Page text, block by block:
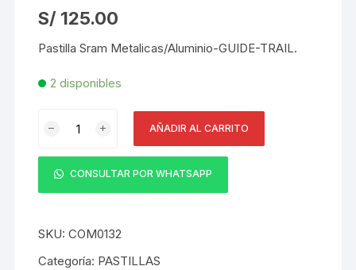
S/ 125.00
Pastilla Sram Metalicas/Aluminio-GUIDE-TRAIL.
2 disponibles
GUIDE
Metalicas/Sintetizadas
-
Powerful
AÑADIR AL CARRITO
CONSULTAR POR WHATSAPP
SKU:COM0132
Categoría: PASTILLAS